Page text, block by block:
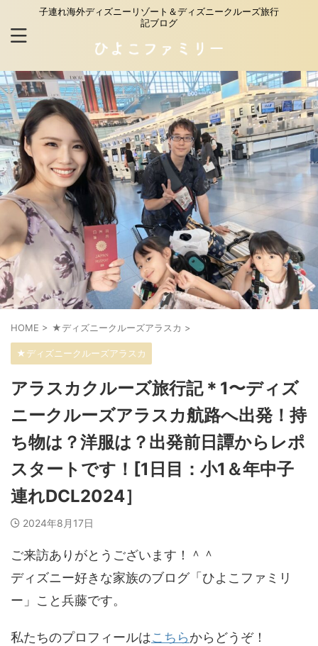
子連れ海外ディズニーリゾート＆ディズニークルーズ旅行
記ブログ
HOME > ★ディズニークルーズアラスカ >
★ディズニークルーズアラスカ
アラスカクルーズ旅行記＊1〜ディズ
ニークルーズアラスカ航路へ出発！持
ち物は？洋服は？出発前日譚からレポ
スタートです！[1日目：小1＆年中子
連れDCL2024］
2024年8月17日
ご来訪ありがとうございます！＾＾
ディズニー好きな家族のブログ「ひよこファミリ
ー」こと兵藤です。
私たちのプロフィールはこちらからどうぞ！